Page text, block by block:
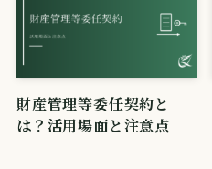
財産管理等委任契約と
は？活用場面と注意点